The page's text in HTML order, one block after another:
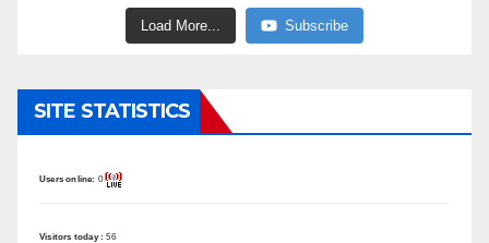
Load More... Subscribe
SITE STATISTICS
Users online: 0
Visitors today :56